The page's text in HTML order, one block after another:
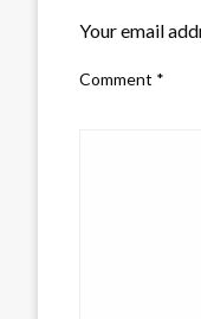
Your email
Comment *